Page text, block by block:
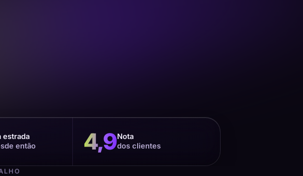
estrada
então
4,9Nota
dos clientes